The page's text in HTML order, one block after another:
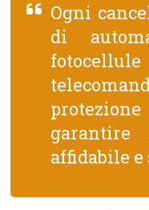
Ogni
di
garantire
affidabile e